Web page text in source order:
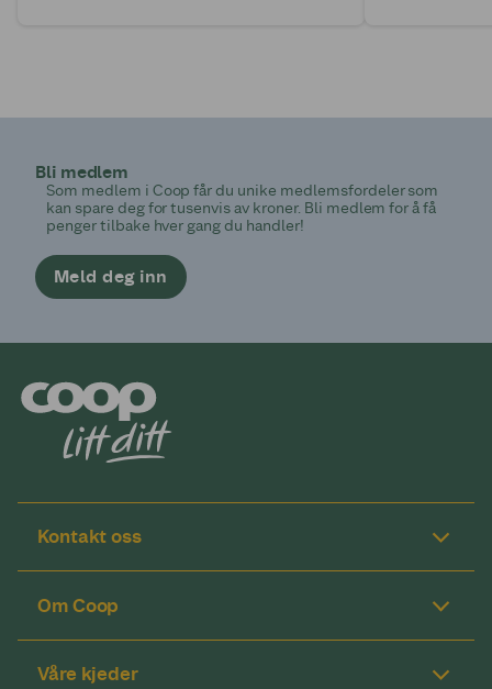
Bli medlem
Som medlem i Coop får du unike medlemsfordeler som
kan spare deg for tusenvis av kroner. Bli medlem for å få
penger tilbake hver gang du handler!
Meld deg inn
Kontakt oss
Om Coop
Våre kjeder